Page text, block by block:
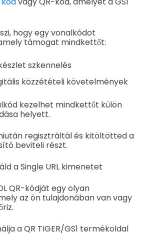
hogy egy vonalkódot
támogat mindkettőt:
szkennelés
közzétételi követelmények
kezelhet mindkettőt külön
helyett.
regisztráltál és kitöltötted a
beviteli részt.
a Single URL kimenetet
QR-kódját egy olyan
az ön tulajdonában van vagy
a QR TIGER/GS1 termékoldal